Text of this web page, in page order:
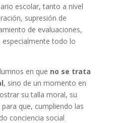
escolar, tanto a nivel
supresión de
de evaluaciones,
todo lo
en que no se trata
, sino de un momento en
su talla moral, su
que, cumpliendo las
conciencia social